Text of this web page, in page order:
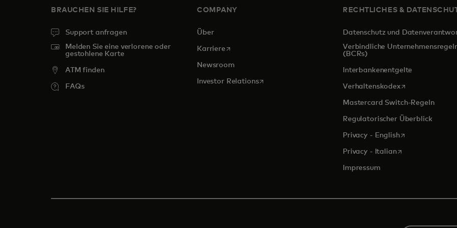
BRAUCHEN SIE HILFE?
Support anfragen
Melden Sie eine verlorene oder
gestohlene Karte
ATM finden
FAQs
COMPANY
Über
Karrierewird in einer neuen Registerkarte geöffnet
Newsroom
Investor Relationswird in einer neuen Registerkarte geöffnet
RECHTLICHES &
Datenschutz und
Verbindliche
(BCRs)
Interbankenentgelte
Verhaltenskodexwird in einer
Mastercard Switch-Regeln
Regulatorischer Überblick
Privacy - Englishwird in einer
Privacy - Italianwird in einer
Impressum